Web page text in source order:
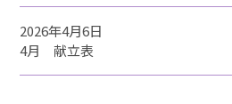
2026年4月6日
4月 献立表